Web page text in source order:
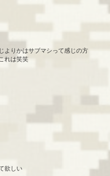
よりかはサブマシって感じの方
れは笑笑
欲しい